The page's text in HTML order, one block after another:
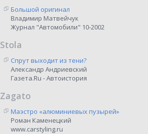
Большой оригинал
Владимир Матвейчук
Журнал "Автомобили" 10-2002
Stola
Спрут выходит из тени?
Александр Андриевский
Газета.Ru - Автоистория
Zagato
Маэстро «алюминиевых пузырей»
Роман Каменецкий
www.carstyling.ru